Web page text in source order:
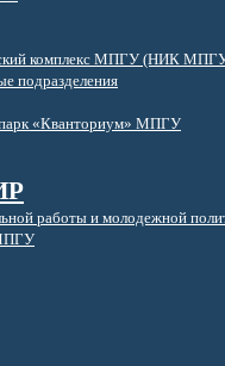
комплекс МПГУ (НИК
подразделения
«Кванториум» МПГУ
работы и молодежной